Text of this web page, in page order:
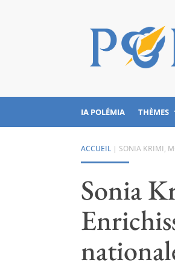
IA POLÉMIA THÈMES
ACCUEIL | SONIA KRIMI,
Sonia